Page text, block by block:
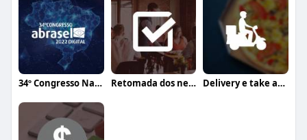
34º Congresso Nacional Abrasel Retomada dos negócios Delivery e take away